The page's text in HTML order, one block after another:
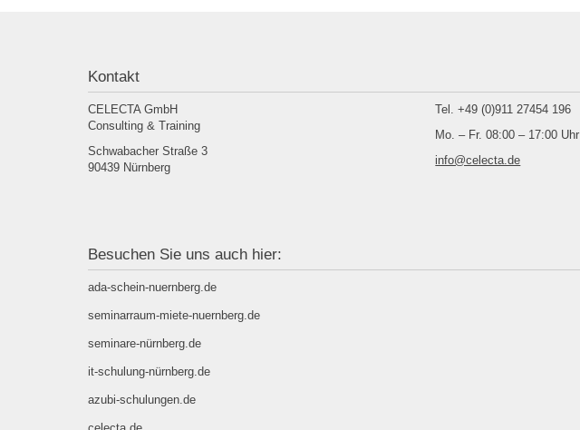
Kontakt
CELECTA GmbH
Consulting & Training
Schwabacher Straße 3
90439 Nürnberg
Tel. +49 (0)911 27454 196
Mo. – Fr. 08:00 – 17:00 Uhr
info@celecta.de
Besuchen Sie uns auch hier:
ada-schein-nuernberg.de
seminarraum-miete-nuernberg.de
seminare-nürnberg.de
it-schulung-nürnberg.de
azubi-schulungen.de